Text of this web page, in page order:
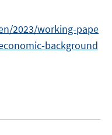
2023/working-pape
background